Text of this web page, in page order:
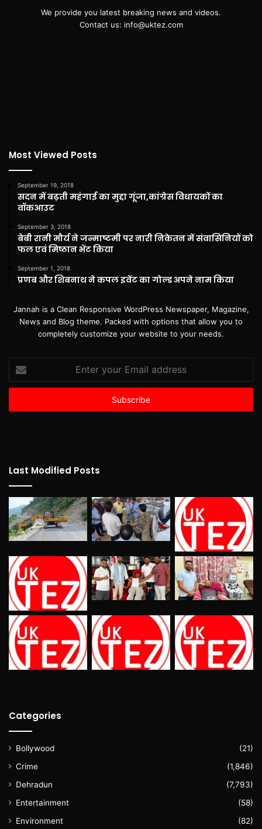
We provide you latest breaking news and videos.
Contact us: info@uktez.com
Most Viewed Posts
September 19, 2018
सदन में बढ़ती महंगाई का मुद्दा गूंजा,कांग्रेस विधायकों का
वॉकआउट
September 3, 2018
बेबी रानी मौर्य ने जन्माष्टमी पर नारी निकेतन में संवासिनियों को
फल एवं मिष्ठान भेंट किया
September 1, 2018
प्रणब और शिबनाथ ने कपल इवेंट का गोल्ड अपने नाम किया
Jannah is a Clean Responsive WordPress Newspaper, Magazine,
News and Blog theme. Packed with options that allow you to
completely customize your website to your needs.
your
Email
Last Modified Posts
Categories
Bollywood
(21)
Crime
(1,846)
Dehradun
(7,793)
Entertainment
(58)
Environment
(82)